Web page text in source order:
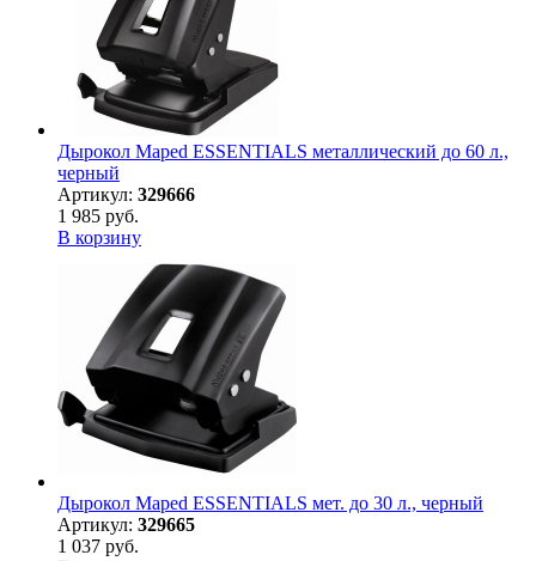
Дырокол Maped ESSENTIALS металлический до 60 л.,
черный
Артикул: 329666
1 985 руб.
В корзину
Дырокол Maped ESSENTIALS мет. до 30 л., черный
Артикул: 329665
1 037 руб.